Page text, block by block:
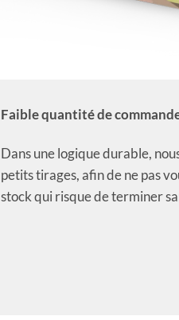
Faible quantité de
Dans une logique durable,
petits tirages, afin de ne pas
stock qui risque de terminer